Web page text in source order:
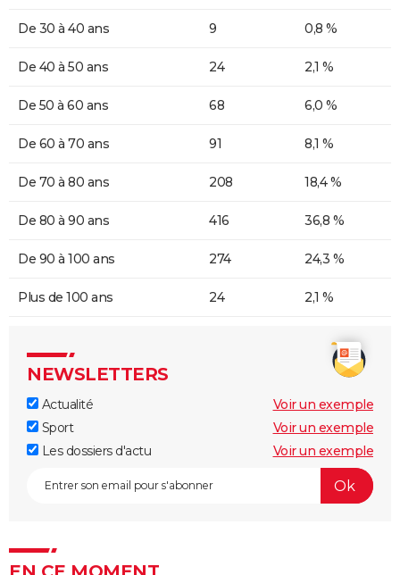
De 30 à 40 ans 9 0,8 %
De 40 à 50 ans 24 2,1 %
De 50 à 60 ans 68 6,0 %
De 60 à 70 ans 91 8,1 %
De 70 à 80 ans 208 18,4 %
De 80 à 90 ans 416 36,8 %
De 90 à 100 ans 274 24,3 %
Plus de 100 ans 24 2,1 %
NEWSLETTERS
Actualité
Voir un exemple
Sport
Voir un exemple
Les dossiers d'actu
Voir un exemple